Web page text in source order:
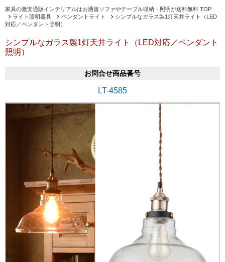
家具の激安通販インテリアルはお洒落ソファやテーブル収納・照明が送料無料 TOP
ライト照明器具
ペンダントライト
シンプルなガラス製1灯天井ライト（LED
対応／ペンダント照明）
シンプルなガラス製1灯天井ライト（LED対応／ペンダント
照明）
お問合せ商品番号
LT-4585